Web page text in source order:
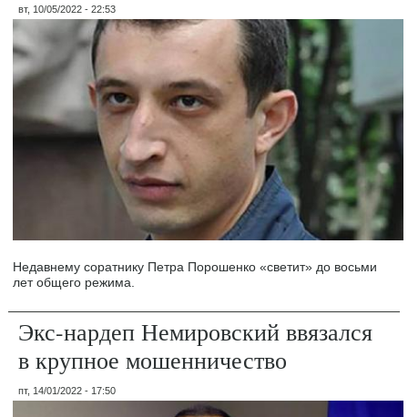
вт, 10/05/2022 - 22:53
Недавнему соратнику Петра Порошенко «светит» до восьми
лет общего режима.
Экс-нардеп Немировский ввязался
в крупное мошенничество
пт, 14/01/2022 - 17:50